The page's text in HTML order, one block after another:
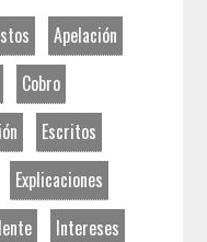
Apelación
Cobro
Escritos
Explicaciones
Intereses